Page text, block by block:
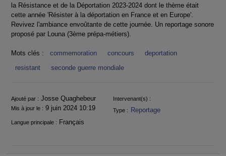
la Résistance et de la Déportation 2023-2024 dont le thème était
cette année 'Résister à la déportation en France et en Europe'.
Revivez l'ambiance envoûtante de cette journée. Un reportage sonore
proposé par Louna (3ème prépa-métiers).
Mots clés : commemoration concours
deportation
resistant
seconde guerre mondiale
Informations
Ajouté par : Josse Quaghebeur
Intervenant(s) :
Mis à jour le : 9 juin 2024 10:19 Type : Reportage
Langue principale : Français